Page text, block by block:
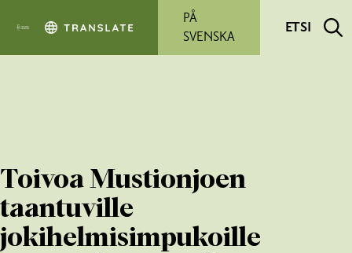
PÅ
SVENSKA
ETSI
Toivoa Mustionjoen
taantuville
jokihelmisimpukoille